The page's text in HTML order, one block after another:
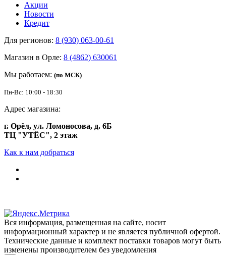
Акции
Новости
Кредит
Для регионов: 8 (930) 063-00-61
Магазин в Орле: 8 (4862) 630061
Мы работаем: (по МСК)
Пн-Вс: 10:00 - 18:30
Адрес магазина:
г. Орёл, ул. Ломоносова, д. 6Б
ТЦ "УТЁС", 2 этаж
Как к нам добраться
Вся информация, размещенная на сайте, носит
информационный характер и не является публичной офертой.
Технические данные и комплект поставки товаров могут быть
изменены производителем без уведомления